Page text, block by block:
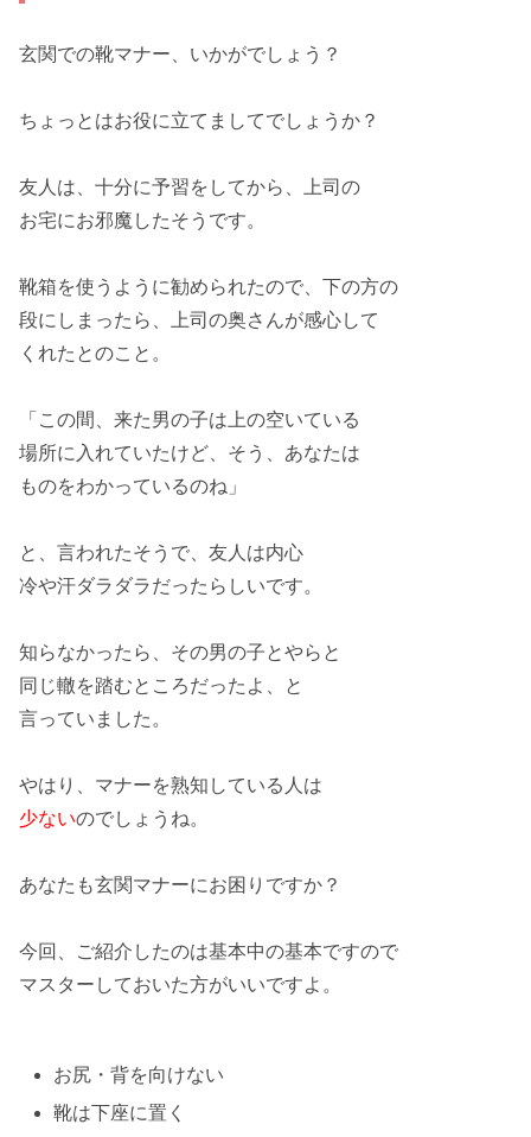
玄関での靴マナー 、いかがでしょう？
ちょっとはお役に立てましてでしょうか？
友人は、十分に予習をしてから、上司の
お宅にお邪魔 したそうです。
靴箱を使うよう に勧められたので、下の方の
段にしまったら、
上司の奥さんが感心して
くれたとのこと。
「この間、来た男の子は 上の空いている
場所に入れていたけど、そう、 あなたは
ものをわかっているのね」
と、言われたそうで、友人は内心
冷や汗ダラダラだったらしいです。
知らなかったら、その男の子とやらと
同じ轍を踏むところだったよ、と
言っていました。
やはり、マナーを熟知 している人は
少ないのでしょうね。
あなたも玄関マナーにお困りですか？
今回、ご紹介したのは基本中の基本ですので
マスター しておいた方がいいですよ。
お尻・背を向けない
靴は下座に置く